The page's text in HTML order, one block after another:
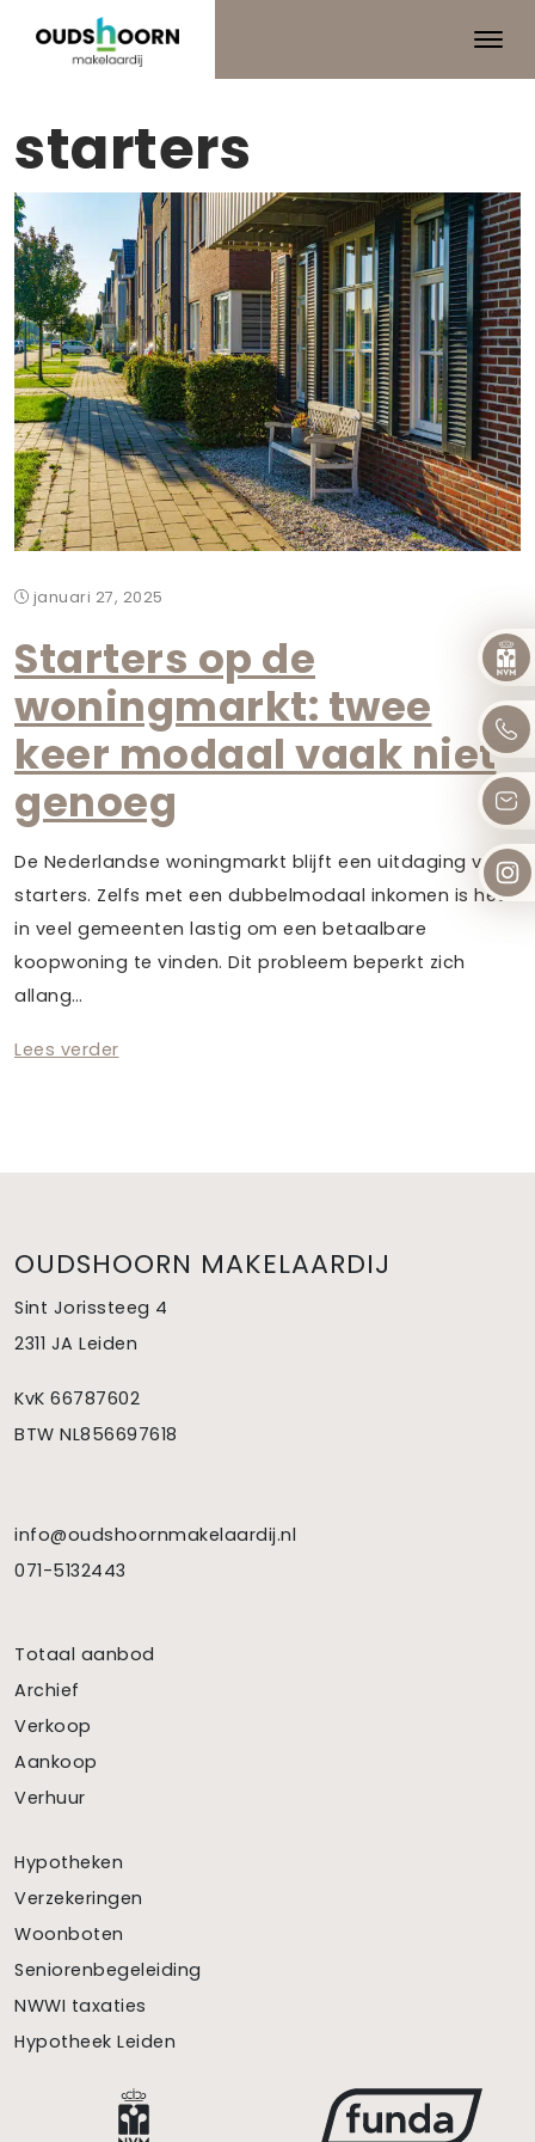
starters
januari 27, 2025
Starters op de
woningmarkt: twee
keer modaal vaak niet
genoeg
De Nederlandse woningmarkt blijft een uitdaging voor
starters. Zelfs met een dubbelmodaal inkomen is het
in veel gemeenten lastig om een betaalbare
koopwoning te vinden. Dit probleem beperkt zich
allang…
Lees verder
OUDSHOORN MAKELAARDIJ
Sint Jorissteeg 4
2311 JA Leiden
KvK 66787602
BTW NL856697618
info@oudshoornmakelaardij.nl
071-5132443
Totaal aanbod
Archief
Verkoop
Aankoop
Verhuur
Hypotheken
Verzekeringen
Woonboten
Seniorenbegeleiding
NWWI taxaties
Hypotheek Leiden